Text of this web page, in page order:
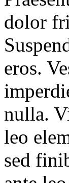
dolor
eros.
nulla.
leo
sed